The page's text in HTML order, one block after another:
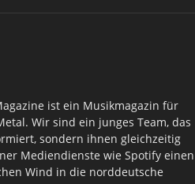
ist ein Musikmagazin für
Wir sind ein junges Team, das
sondern ihnen gleichzeitig
Mediendienste wie Spotify einen
Wind in die norddeutsche